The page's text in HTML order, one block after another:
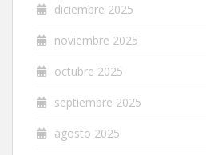
diciembre 2025
noviembre 2025
octubre 2025
septiembre 2025
agosto 2025